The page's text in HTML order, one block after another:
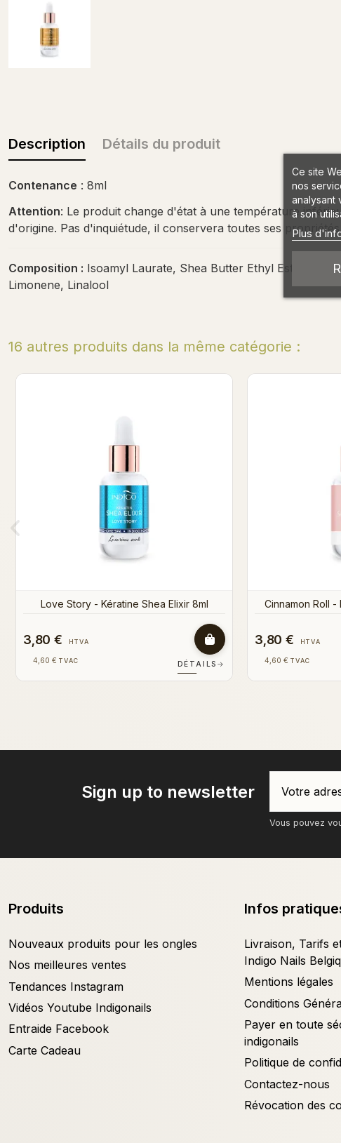
Description Détails du produit
Contenance : 8ml
Attention: Le produit change d'état à une température
d'origine. Pas d'inquiétude, il conservera toutes ses propriétés.
Composition : Isoamyl Laurate, Shea Butter Ethyl Esters,
Limonene, Linalool
16 autres produits dans la même catégorie :
3,80 € HTVA
4,60 € TVAC DÉTAILS
3,80 € HTVA
4,60 € TVAC
Sign up to newsletter
Vous pouvez
Produits
Nouveaux produits pour les ongles
Nos meilleures ventes
Tendances Instagram
Vidéos Youtube Indigonails
Entraide Facebook
Carte Cadeau
Infos
Livraison, Tarifs
Indigo Nails
Mentions légales
Conditions
Payer en toute
indigonails
Politique de
Contactez-nous
Révocation des
Ce site
nos
analysant
à son
Plus